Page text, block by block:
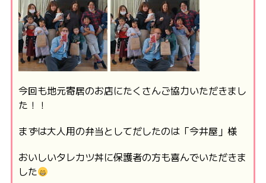
今回も地元寄居のお店にたくさんご協力いただきまし
た！！
まずは大人用の弁当としてだしたのは「今井屋」様
おいしいタレカツ丼に保護者の方も喜んでいただきま
した